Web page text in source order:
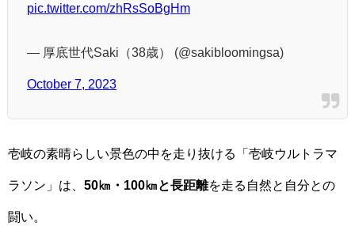
pic.twitter.com/zhRsSoBgHm
— 厚底世代Saki（38歳） (@sakibloomingsa)
October 7, 2023
壱岐の素晴らしい景色の中を走り抜ける「壱岐ウルトラマ
ラソン」は、 50㎞・100㎞と長距離を走る自然と自分との
闘い。